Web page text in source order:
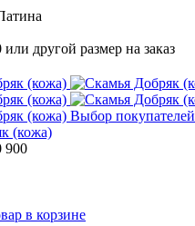
другой размер на заказ
Выбор покупателей
(кожа)
900
в корзине